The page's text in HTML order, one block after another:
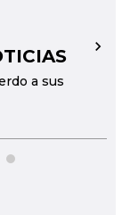
a sus
→